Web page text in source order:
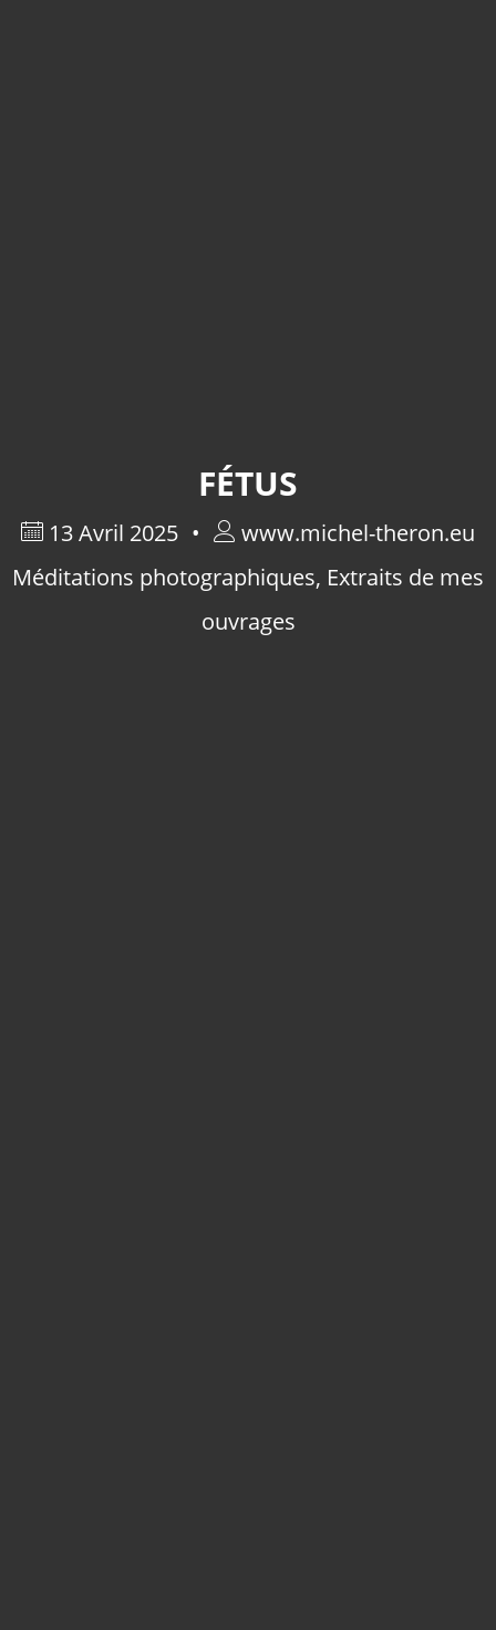
FÉTUS
13 Avril 2025
www.michel-theron.eu
Méditations photographiques, Extraits de mes
ouvrages